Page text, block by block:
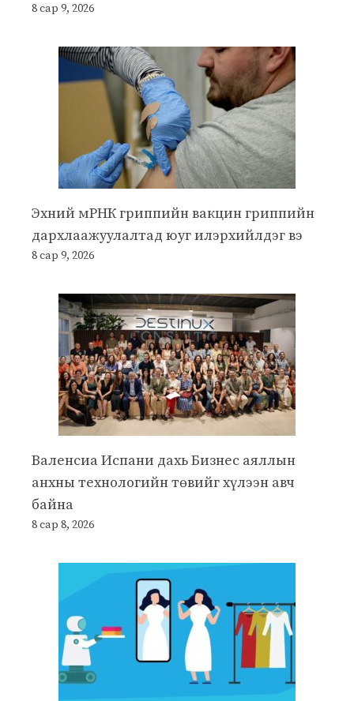
8 сар 9, 2026
Эхний мРНК гриппийн вакцин гриппийн
дархлаажуулалтад юуг илэрхийлдэг вэ
8 сар 9, 2026
Валенсиа Испани дахь Бизнес аяллын
анхны технологийн төвийг хүлээн авч
байна
8 сар 8, 2026